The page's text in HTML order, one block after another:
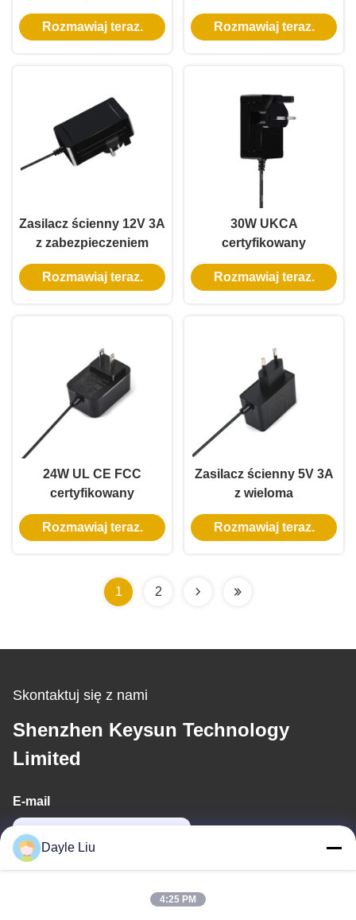
certyfikatem KC, z
wyjściem
Rozmawiaj teraz.
drukarki 3D i CNC z
wieloma
Rozmawiaj teraz.
Zasilacz ścienny 12V 3A
z zabezpieczeniem
przed zwarciem i
certyfikatem UL do
Rozmawiaj teraz.
30W UKCA
certyfikowany
jednofazowy adapter
zasilania ściennego z
Rozmawiaj teraz.
24W UL CE FCC
certyfikowany
jednofazowy adapter
zasilania ściennego z
Rozmawiaj teraz.
Zasilacz ścienny 5V 3A
z wieloma
zabezpieczeniami i 3-
letnią gwarancją do
Rozmawiaj teraz.
1 2
Skontaktuj się z nami
Shenzhen Keysun Technology
Limited
E-mail
Dayle Liu
4:25 PM